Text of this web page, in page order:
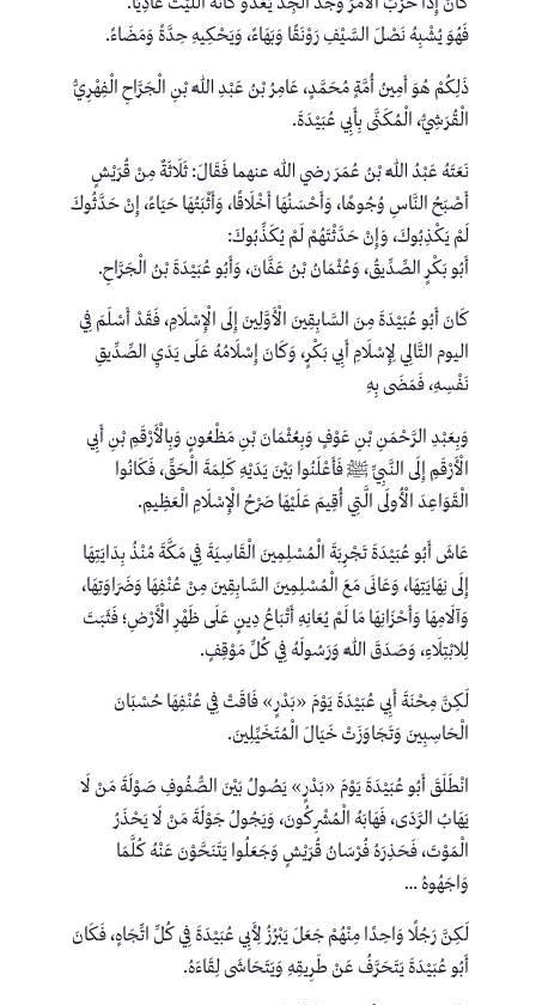
فَهُوَ يُشْبِهُ نَصْلَ السَّيْفِ رَوْنَقًا وَبَهَاءً، وَيَحْكِيهِ حِدَّةً وَمَضَاءً.
ذَلِكُمْ هُوَ أَمِينُ أُمَّةٍ مُحَمَّدٍ، عَامِرُ بْنُ عَبْدِ اللَّهِ بْنِ الْجَرَّاحِ الْفِهْرِيُّ
الْقُرَشِيُّ، الْمُكَنَّى بِأَبِي عُبَيْدَةَ.
نَعَتَهُ عَبْدُ اللَّهِ بْنُ عُمَرَ رضي الله عنهما فَقَالَ: ثَلَاثَةٌ مِنْ قُرَيْشٍ
أَصْبَحُ النَّاسِ وُجُوهًا، وَأَحْسَنُهَا أَخْلَاقًا، وَأَثْبَتُهَا حَيَاءً، إِنْ حَدَّثُوكَ
لَمْ يَكْذِبُوكَ، وَإِنْ حَدَّثْتَهُمْ لَمْ يُكَذِّبُوكَ:
أَبُو بَكْرٍ الصِّدِّيقُ، وَعُثْمَانُ بْنُ عَفَّانَ، وَأَبُو عُبَيْدَةَ بْنُ الْجَرَّاحِ.
كَانَ أَبُو عُبَيْدَةَ مِنَ السَّابِقِينَ الْأَوَّلِينَ إِلَى الْإِسْلَامِ، فَقَدْ أَسْلَمَ فِي
اليوم التَّالِي لِإِسْلَامِ أَبِي بَكْرٍ، وَكَانَ إِسْلَامُهُ عَلَى يَدَيِ الصِّدِّيقِ
نَفْسِهِ، فَمَضَى بِهِ
وَبِعَبْدِ الرَّحْمَنِ بْنِ عَوْفٍ وَبِعُثْمَانَ بْنِ مَظْعُونٍ وَبِالْأَرْقَمِ بْنِ أَبِي
الْأَرْقَمِ إِلَى النَّبِيِّ ﷺ فَأَعْلَنُوا بَيْنَ يَدَيْهِ كَلِمَةَ الْحَقِّ، فَكَانُوا
الْقَوَاعِدَ الْأُولَى الَّتِي أُقِيمَ عَلَيْهَا صَرْحُ الْإِسْلَامِ الْعَظِيمِ.
عَاشَ أَبُو عُبَيْدَةَ تَجْرِبَةَ الْمُسْلِمِينَ الْقَاسِيَةَ فِي مَكَّةَ مُنْذُ بِدَايَتِهَا
إِلَى نِهَايَتِهَا، وَعَانَى مَعَ الْمُسْلِمِينَ السَّابِقِينَ مِنْ عُنْفِهَا وَضَرَاوَتِهَا،
وَآلَامِهَا وَأَحْزَانِهَا مَا لَمْ يُعَانِهِ أَتْبَاعُ دِينٍ عَلَى ظَهْرِ الْأَرْضِ؛ فَثَبَتَ
لِلابْتِلَاءِ، وَصَدَقَ اللَّهَ وَرَسُولَهُ فِي كُلِّ مَوْقِفٍ.
لَكِنَّ مِحْنَةَ أَبِي عُبَيْدَةَ يَوْمَ «بَدْرٍ» فَاقَتْ فِي عُنْفِهَا حُسْبَانَ
الْحَاسِبِينَ وَتَجَاوَزَتْ خَيَالَ الْمُتَخَيِّلِينَ.
انْطَلَقَ أَبُو عُبَيْدَةَ يَوْمَ «بَدْرٍ» يَصُولُ بَيْنَ الصُّفُوفِ صَوْلَةَ مَنْ لَا
يَهَابُ الرَّدَى، فَهَابَهُ الْمُشْرِكُونَ، وَيَجُولُ جَوْلَةَ مَنْ لَا يَحْذَرُ
الْمَوْتَ، فَحَذِرَهُ فُرْسَانُ قُرَيْشٍ وَجَعَلُوا يَتَنَحَّوْنَ عَنْهُ كُلَّمَا
وَاجَهُوهُ …
لَكِنَّ رَجُلًا وَاحِدًا مِنْهُمْ جَعَلَ يَبْرُزُ لِأَبِي عُبَيْدَةَ فِي كُلِّ اتِّجَاهٍ، فَكَانَ
أَبُو عُبَيْدَةَ يَتَحَرَّفُ عَنْ طَرِيقِهِ وَيَتَحَاشَى لِقَاءَهُ.